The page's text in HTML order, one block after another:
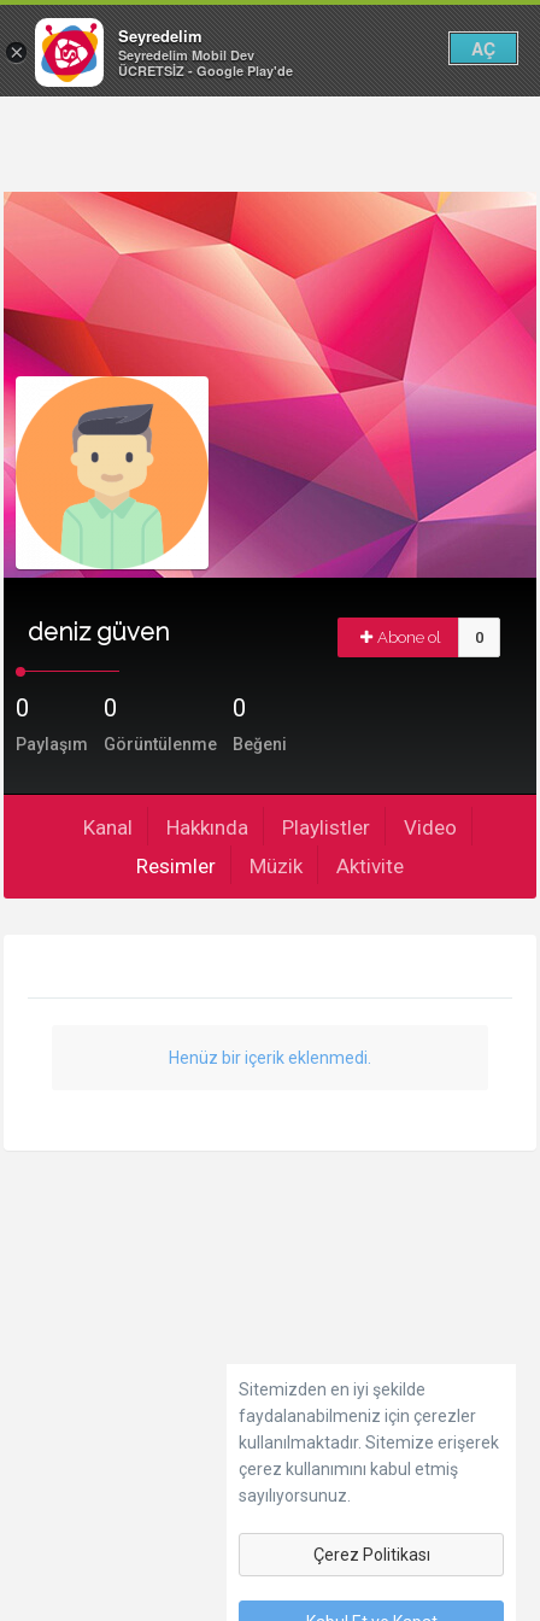
deniz güven Abone ol 0
0
Paylaşım
0
Görüntülenme
0
Beğeni
Kanal Hakkında Playlistler
Video
Resimler
Müzik Aktivite
Henüz bir içerik eklenmedi.
Sitemizden en iyi şekilde
faydalanabilmeniz için çerezler
kullanılmaktadır. Sitemize erişerek
çerez kullanımını kabul etmiş
sayılıyorsunuz.
Çerez Politikası
×
Seyredelim
Seyredelim Mobil Dev
ÜCRETSİZ - Google Play'de
AÇ